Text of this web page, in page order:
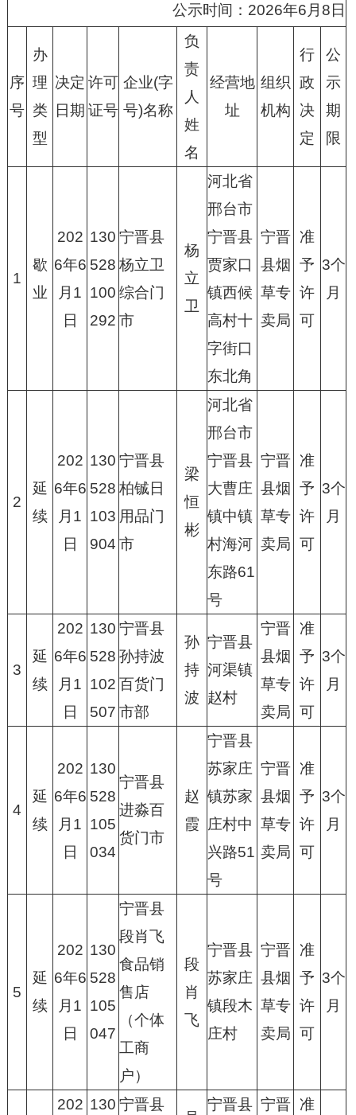
公示时间：2026年6月8日
序
号
办
理
类
型
决定
日期
许可
证号
企业(字
号)名称
负
责
人
姓
名
经营地
址
组织
机构
行
政
决
定
公
示
期
限
1
歇
业
202
6年6
月1
日
130
528
100
292
宁晋县
杨立卫
综合门
市
杨
立
卫
河北省
邢台市
宁晋县
贾家口
镇西候
高村十
字街口
东北角
宁晋
县烟
草专
卖局
准
予
许
可
3个
月
2
延
续
202
6年6
月1
日
130
528
103
904
宁晋县
柏铖日
用品门
市
梁
恒
彬
河北省
邢台市
宁晋县
大曹庄
镇中镇
村海河
东路61
号
宁晋
县烟
草专
卖局
准
予
许
可
3个
月
3
延
续
202
6年6
月1
日
130
528
102
507
宁晋县
孙持波
百货门
市部
孙
持
波
宁晋县
河渠镇
赵村
宁晋
县烟
草专
卖局
准
予
许
可
3个
月
4
延
续
202
6年6
月1
日
130
528
105
034
宁晋县
进淼百
货门市
赵
霞
宁晋县
苏家庄
镇苏家
庄村中
兴路51
号
宁晋
县烟
草专
卖局
准
予
许
可
3个
月
5
延
续
202
6年6
月1
日
130
528
105
047
宁晋县
段肖飞
食品销
售店
（个体
工商
户）
段
肖
飞
宁晋县
苏家庄
镇段木
庄村
宁晋
县烟
草专
卖局
准
予
许
可
3个
月
202 130 宁晋县
宁晋县 宁晋 准